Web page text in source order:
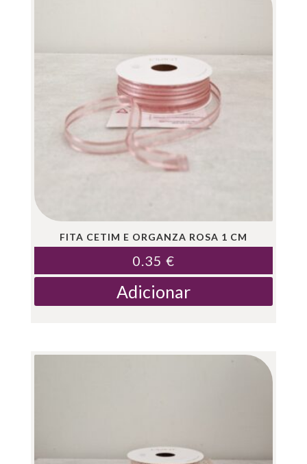
FITA CETIM E ORGANZA ROSA 1 CM
0.35 €
Adicionar